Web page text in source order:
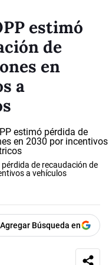
estimó
de
en
a
de recaudación de
a vehículos
Agregar Búsqueda en